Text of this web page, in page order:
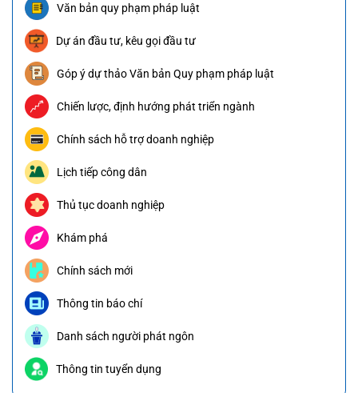
Văn bản quy phạm pháp luật
Dự án đầu tư, kêu gọi đầu tư
Góp ý dự thảo Văn bản Quy phạm pháp luật
Chiến lược, định hướng phát triển ngành
Chính sách hỗ trợ doanh nghiệp
Lịch tiếp công dân
Thủ tục doanh nghiệp
Khám phá
Chính sách mới
Thông tin báo chí
Danh sách người phát ngôn
Thông tin tuyển dụng